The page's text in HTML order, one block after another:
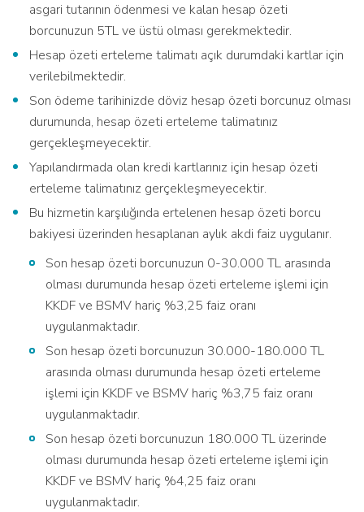
asgari tutarının ödenmesi ve kalan hesap özeti
borcunuzun 5TL ve üstü olması gerekmektedir.
Hesap özeti erteleme talimatı açık durumdaki kartlar için
verilebilmektedir.
Son ödeme tarihinizde döviz hesap özeti borcunuz olması
durumunda, hesap özeti erteleme talimatınız
gerçekleşmeyecektir.
Yapılandırmada olan kredi kartlarınız için hesap özeti
erteleme talimatınız gerçekleşmeyecektir.
Bu hizmetin karşılığında ertelenen hesap özeti borcu
bakiyesi üzerinden hesaplanan aylık akdi faiz uygulanır.
Son hesap özeti borcunuzun 0-30.000 TL arasında
olması durumunda hesap özeti erteleme işlemi için
KKDF ve BSMV hariç %3,25 faiz oranı
uygulanmaktadır.
Son hesap özeti borcunuzun 30.000-180.000 TL
arasında olması durumunda hesap özeti erteleme
işlemi için KKDF ve BSMV hariç %3,75 faiz oranı
uygulanmaktadır.
Son hesap özeti borcunuzun 180.000 TL üzerinde
olması durumunda hesap özeti erteleme işlemi için
KKDF ve BSMV hariç %4,25 faiz oranı
uygulanmaktadır.